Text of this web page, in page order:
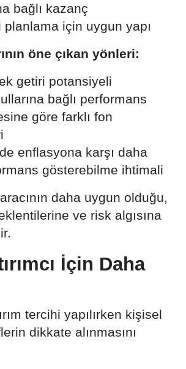
bağlı kazanç
planlama için uygun yapı
öne çıkan yönleri:
getiri potansiyeli
bağlı performans
göre farklı fon
enflasyona karşı daha
gösterebilme ihtimali
daha uygun olduğu,
ve risk algısına
İçin Daha
tercihi yapılırken kişisel
dikkate alınmasını